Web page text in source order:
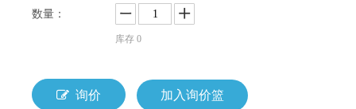
数量：
库存 0
询价 加入询价篮